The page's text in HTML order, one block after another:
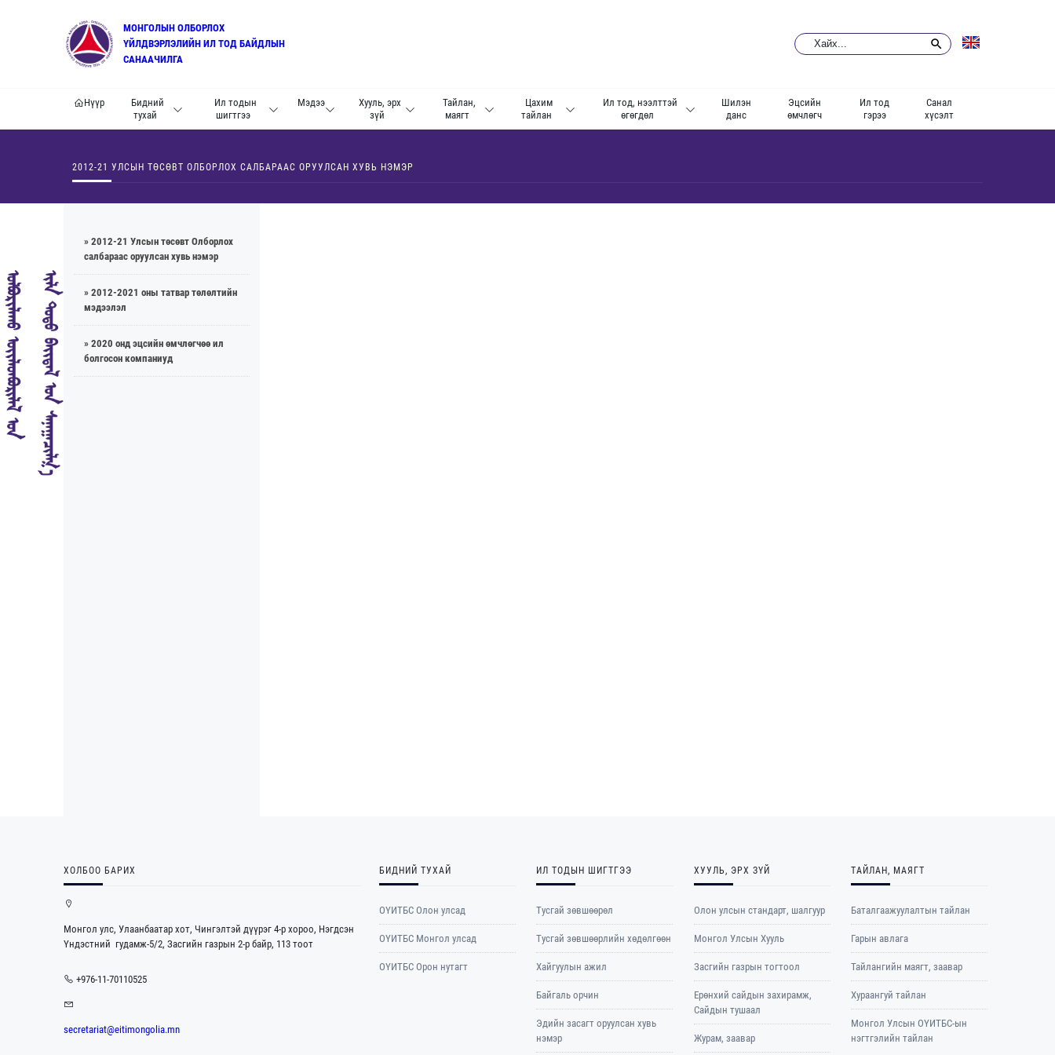
МОНГОЛЫН ОЛБОРЛОХ
ҮЙЛДВЭРЛЭЛИЙН ИЛ ТОД БАЙДЛЫН
САНААЧИЛГА
Нүүр
Бидний
тухай
Ил тодын
шигтгээ
Мэдээ
Хууль, эрх
зүй
Тайлан,
маягт
Цахим
тайлан
Ил тод, нээлттэй
өгөгдөл
Шилэн
данс
Эцсийн
өмчлөгч
Ил тод
гэрээ
Санал
хүсэлт
2012-21 УЛСЫН ТӨСӨВТ ОЛБОРЛОХ САЛБАРААС ОРУУЛСАН ХУВЬ НЭМЭР
» 2012-21 Улсын төсөвт Олборлох
салбараас оруулсан хувь нэмэр
» 2012-2021 оны татвар төлөлтийн
мэдээлэл
» 2020 онд эцсийн өмчлөгчөө ил
болгосон компаниуд
ХОЛБОО БАРИХ
Монгол улс, Улаанбаатар хот, Чингэлтэй дүүрэг 4-р хороо, Нэгдсэн
Үндэстний гудамж-5/2, Засгийн газрын 2-р байр, 113 тоот
+976-11-70110525
secretariat@eitimongolia.mn
БИДНИЙ ТУХАЙ
ОҮИТБС Олон улсад
ОYИТБС Монгол улсад
ОYИТБС Орон нутагт
ИЛ ТОДЫН ШИГТГЭЭ
Тусгай зөвшөөрөл
Тусгай зөвшөөрлийн хөдөлгөөн
Хайгуулын ажил
Байгаль орчин
Эдийн засагт оруулсан хувь
нэмэр
ХУУЛЬ, ЭРХ ЗҮЙ
Олон улсын стандарт, шалгуур
Монгол Улсын Хууль
Засгийн газрын тогтоол
Ерөнхий сайдын захирамж,
Сайдын тушаал
Журам, заавар
ТАЙЛАН, МАЯГТ
Баталгаажуулалтын тайлан
Гарын авлага
Тайлангийн маягт, заавар
Хураангуй тайлан
Монгол Улсын ОҮИТБС-ын
нэгтгэлийн тайлан